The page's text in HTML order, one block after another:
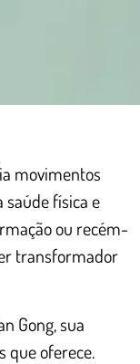
movimentos
física e
ou recém-
transformador
Gong, sua
que oferece.